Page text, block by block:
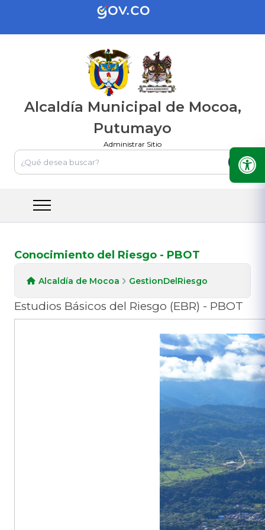
Alcaldía Municipal de Mocoa,
Putumayo
Administrar Sitio
Conocimiento del Riesgo - PBOT
Alcaldía de Mocoa GestionDelRiesgo
Estudios Básicos del Riesgo (EBR) - PBOT